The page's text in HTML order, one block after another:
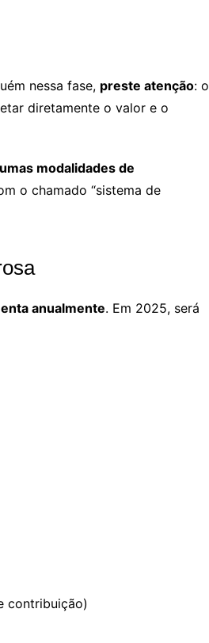
nessa fase, preste atenção: o
diretamente o valor e o
modalidades de
o chamado “sistema de
anualmente. Em 2025, será
contribuição)